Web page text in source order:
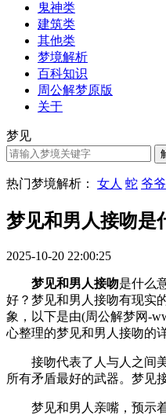
鬼神类
建筑类
其他类
梦境解析
百科知识
周公解梦原版
关于
梦见
热门梦境解析： 女人 蛇 爷爷
梦见和男人接吻是
2025-10-20 22:00:25
梦见和男人接吻是什么
好？梦见和男人接吻有现实
象，以下是由(周公解梦网-
心整理的梦见和男人接吻的
接吻代表了人与人之间美
所有矛盾最好的武器。梦见
梦见和男人亲嘴，预示着